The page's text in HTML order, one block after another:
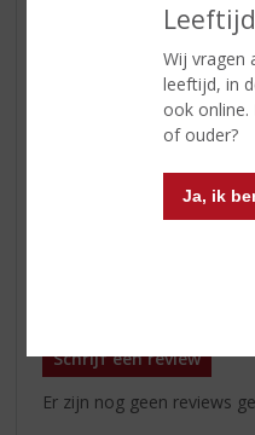
Wij vragen
leeftijd, in
ook
of ouder?
Ja, ik
70
Alcoholpercentage
Smaaktype Whisky
Schrijf een review
Er zijn nog geen reviews